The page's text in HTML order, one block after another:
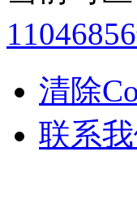
清除
联系